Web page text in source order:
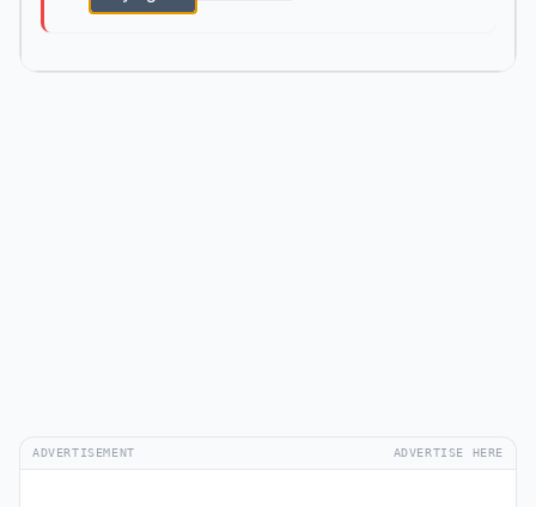
ADVERTISEMENT ADVERTISE HERE